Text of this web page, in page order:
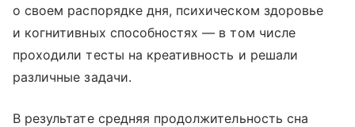
о своем распорядке дня, психическом здоровье
и когнитивных способностях — в том числе
проходили тесты на креативность и решали
различные задачи.
В результате средняя продолжительность сна